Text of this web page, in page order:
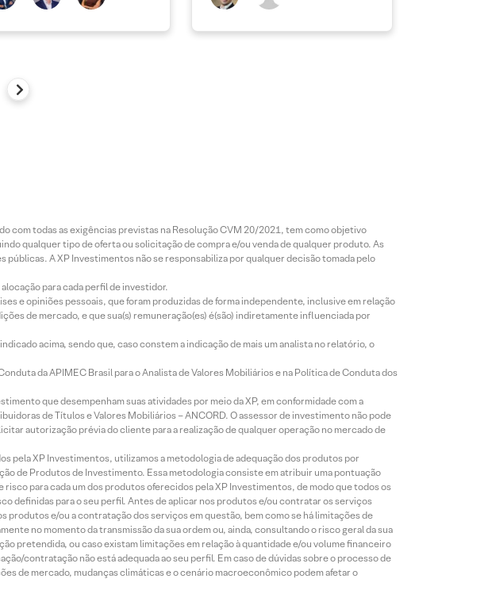
com todas as exigências previstas na Resolução CVM 20/2021, tem como objetivo
qualquer tipo de oferta ou solicitação de compra e/ou venda de qualquer produto. As
A XP Investimentos não se responsabiliza por qualquer decisão tomada pelo
para cada perfil de investidor.
e opiniões pessoais, que foram produzidas de forma independente, inclusive em relação
de mercado, e que sua(s) remuneração(es) é(são) indiretamente influenciada por
acima, sendo que, caso constem a indicação de mais um analista no relatório, o
da APIMEC Brasil para o Analista de Valores Mobiliários e na Política de Conduta dos
que desempenham suas atividades por meio da XP, em conformidade com a
de Títulos e Valores Mobiliários – ANCORD. O assessor de investimento não pode
autorização prévia do cliente para a realização de qualquer operação no mercado de
pela XP Investimentos, utilizamos a metodologia de adequação dos produtos por
de Produtos de Investimento. Essa metodologia consiste em atribuir uma pontuação
para cada um dos produtos oferecidos pela XP Investimentos, de modo que todos os
definidas para o seu perfil. Antes de aplicar nos produtos e/ou contratar os serviços
e/ou a contratação dos serviços em questão, bem como se há limitações de
no momento da transmissão da sua ordem ou, ainda, consultando o risco geral da sua
pretendida, ou caso existam limitações em relação à quantidade e/ou volume financeiro
contratação não está adequada ao seu perfil. Em caso de dúvidas sobre o processo de
de mercado, mudanças climáticas e o cenário macroeconômico podem afetar o